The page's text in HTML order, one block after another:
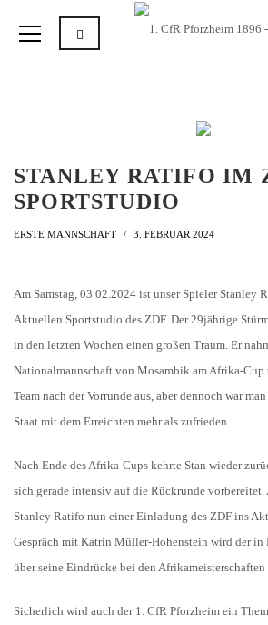
STANLEY RATIFO IM
SPORTSTUDIO
ERSTE MANNSCHAFT 3. FEBRUAR 2024
Am Samstag, 03.02.2024 ist unser Spieler Stanley
Aktuellen Sportstudio des ZDF. Der 29jährige
in den letzten Wochen einen großen Traum. Er
Nationalmannschaft von Mosambik am Afrika-Cup
Team nach der Vorrunde aus, aber dennoch war
Staat mit dem Erreichten mehr als zufrieden.
Nach Ende des Afrika-Cups kehrte Stan wieder
sich gerade intensiv auf die Rückrunde vorbereitet.
Stanley Ratifo nun einer Einladung des ZDF ins
Gespräch mit Katrin Müller-Hohenstein wird der in
über seine Eindrücke bei den
Sicherlich wird auch der 1. CfR Pforzheim ein